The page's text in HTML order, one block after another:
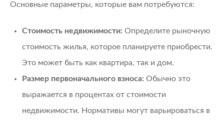
Основные параметры, которые вам потребуются:
Стоимость недвижимости: Определите рыночную
стоимость жилья, которое планируете приобрести.
Это может быть как квартира, так и дом.
Размер первоначального взноса: Обычно это
выражается в процентах от стоимости
недвижимости. Нормативы могут варьироваться в